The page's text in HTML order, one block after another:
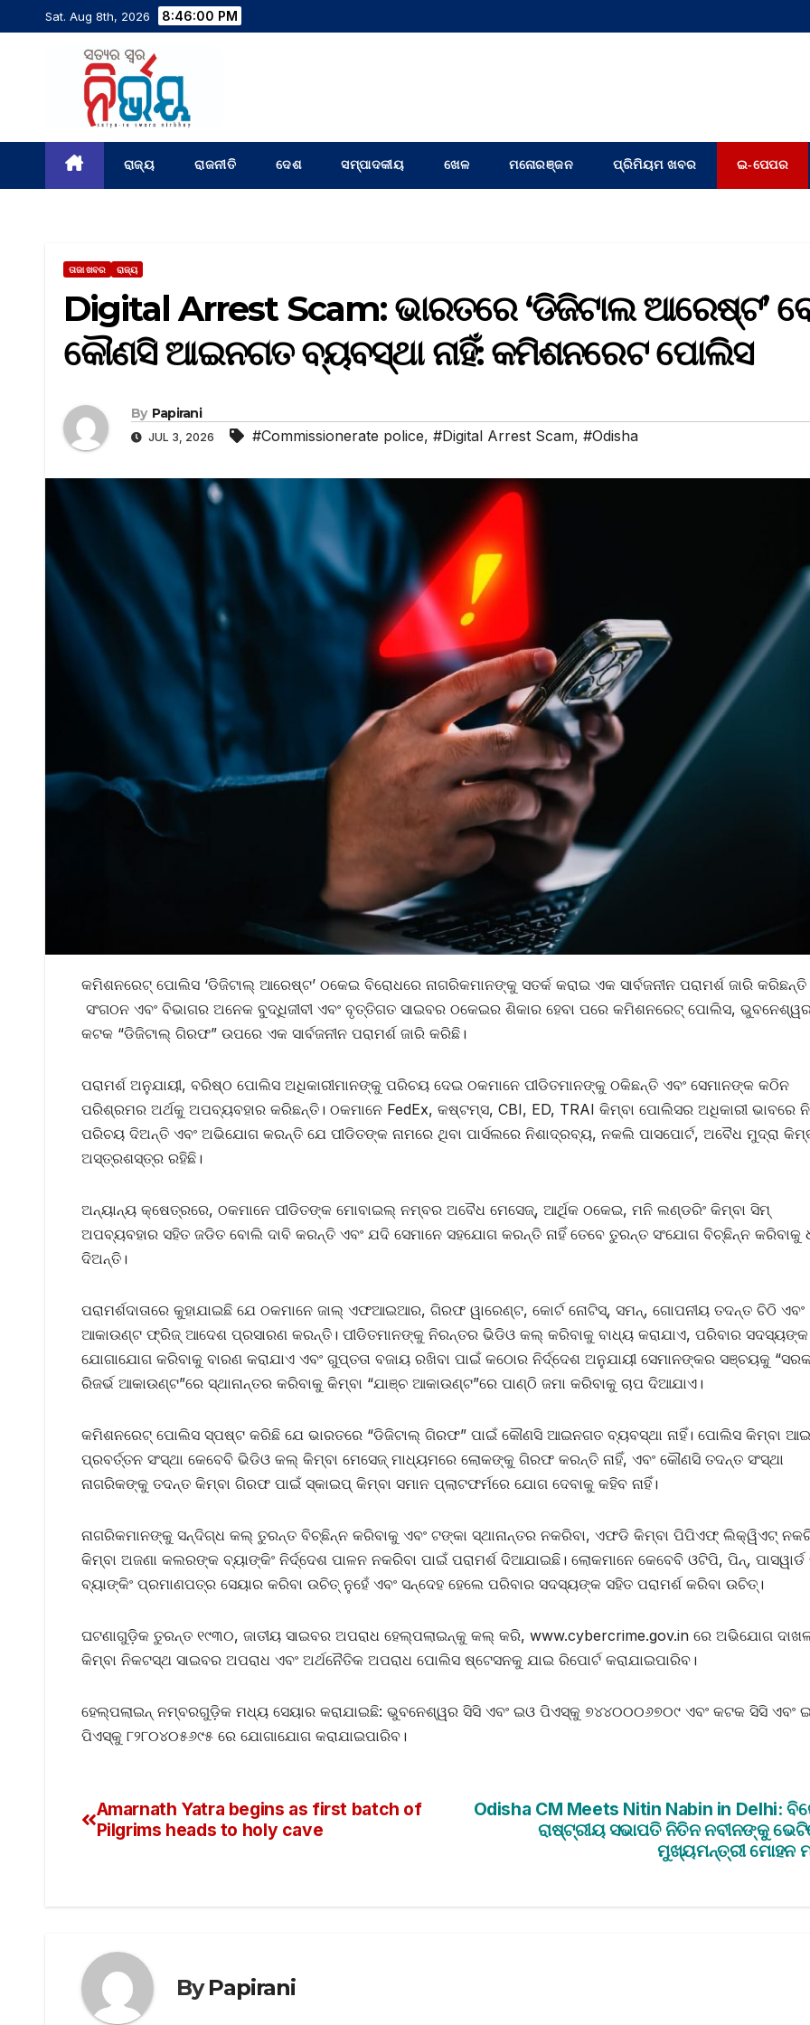
Sat. Aug 8th, 2026 8:46:01 PM
ରାଜ୍ୟ ରାଜନୀତି ଦେଶ ସମ୍ପାଦକୀୟ ଖେଳ ମନୋରଞ୍ଜନ ପ୍ରିମିୟମ ଖବର ଇ-ପେପର
ତାଜା ଖବର ରାଜ୍ୟ
Digital Arrest Scam: ଭାରତରେ ‘ଡିଜିଟାଲ ଆରେଷ୍ଟ’
କୌଣସି ଆଇନଗତ ବ୍ୟବସ୍ଥା ନାହିଁ: କମିଶନରେଟ ପୋଲିସ
By Papirani
JUL 3, 2026 #Commissionerate police, #Digital Arrest Scam, #Odisha
କମିଶନରେଟ୍ ପୋଲିସ ‘ଡିଜିଟାଲ୍ ଆରେଷ୍ଟ’ ଠକେଇ ବିରୋଧରେ ନାଗରିକମାନଙ୍କୁ ସତର୍କ କରାଇ ଏକ ସାର୍ବଜନୀନ ପରାମର୍ଶ ଜାରି କରିଛନ୍ତି
ସଂଗଠନ ଏବଂ ବିଭାଗର ଅନେକ ବୁଦ୍ଧିଜୀବୀ ଏବଂ ବୃତ୍ତିଗତ ସାଇବର ଠକେଇର ଶିକାର ହେବା ପରେ କମିଶନରେଟ୍ ପୋଲିସ,
କଟକ “ଡିଜିଟାଲ୍ ଗିରଫ” ଉପରେ ଏକ ସାର୍ବଜନୀନ ପରାମର୍ଶ ଜାରି କରିଛି।
ପରାମର୍ଶ ଅନୁଯାୟୀ, ବରିଷ୍ଠ ପୋଲିସ ଅଧିକାରୀମାନଙ୍କୁ ପରିଚୟ ଦେଇ ଠକମାନେ ପୀଡିତମାନଙ୍କୁ ଠକିଛନ୍ତି ଏବଂ ସେମାନଙ୍କ କଠିନ
ପରିଶ୍ରମର ଅର୍ଥକୁ ଅପବ୍ୟବହାର କରିଛନ୍ତି। ଠକମାନେ FedEx, କଷ୍ଟମ୍ସ, CBI, ED, TRAI କିମ୍ବା ପୋଲିସର ଅଧିକାରୀ ଭାବରେ
ପରିଚୟ ଦିଅନ୍ତି ଏବଂ ଅଭିଯୋଗ କରନ୍ତି ଯେ ପୀଡିତଙ୍କ ନାମରେ ଥିବା ପାର୍ସଲରେ ନିଶାଦ୍ରବ୍ୟ, ନକଲି ପାସପୋର୍ଟ, ଅବୈଧ ମୁଦ୍ରା
ଅସ୍ତ୍ରଶସ୍ତ୍ର ରହିଛି।
ଅନ୍ୟାନ୍ୟ କ୍ଷେତ୍ରରେ, ଠକମାନେ ପୀଡିତଙ୍କ ମୋବାଇଲ୍ ନମ୍ବର ଅବୈଧ ମେସେଜ୍, ଆର୍ଥିକ ଠକେଇ, ମନି ଲଣ୍ଡରିଂ କିମ୍ବା ସିମ୍
ଅପବ୍ୟବହାର ସହିତ ଜଡିତ ବୋଲି ଦାବି କରନ୍ତି ଏବଂ ଯଦି ସେମାନେ ସହଯୋଗ କରନ୍ତି ନାହିଁ ତେବେ ତୁରନ୍ତ ସଂଯୋଗ ବିଚ୍ଛିନ୍ନ କରିବାକୁ
ଦିଅନ୍ତି।
ପରାମର୍ଶଦାତାରେ କୁହାଯାଇଛି ଯେ ଠକମାନେ ଜାଲ୍ ଏଫଆଇଆର, ଗିରଫ ୱାରେଣ୍ଟ, କୋର୍ଟ ନୋଟିସ୍, ସମନ୍, ଗୋପନୀୟ ତଦନ୍ତ ଚିଠି ଏବଂ
ଆକାଉଣ୍ଟ ଫ୍ରିଜ୍ ଆଦେଶ ପ୍ରସାରଣ କରନ୍ତି। ପୀଡିତମାନଙ୍କୁ ନିରନ୍ତର ଭିଡିଓ କଲ୍ କରିବାକୁ ବାଧ୍ୟ କରାଯାଏ, ପରିବାର ସଦସ୍ୟଙ୍କ
ଯୋଗାଯୋଗ କରିବାକୁ ବାରଣ କରାଯାଏ ଏବଂ ଗୁପ୍ତତା ବଜାୟ ରଖିବା ପାଇଁ କଠୋର ନିର୍ଦ୍ଦେଶ ଅନୁଯାୟୀ ସେମାନଙ୍କର ସଞ୍ଚୟକୁ
ରିଜର୍ଭ ଆକାଉଣ୍ଟ”ରେ ସ୍ଥାନାନ୍ତର କରିବାକୁ କିମ୍ବା “ଯାଞ୍ଚ ଆକାଉଣ୍ଟ”ରେ ପାଣ୍ଠି ଜମା କରିବାକୁ ଚାପ ଦିଆଯାଏ।
କମିଶନରେଟ୍ ପୋଲିସ ସ୍ପଷ୍ଟ କରିଛି ଯେ ଭାରତରେ “ଡିଜିଟାଲ୍ ଗିରଫ” ପାଇଁ କୌଣସି ଆଇନଗତ ବ୍ୟବସ୍ଥା ନାହିଁ। ପୋଲିସ କିମ୍ବା
ପ୍ରବର୍ତ୍ତନ ସଂସ୍ଥା କେବେବି ଭିଡିଓ କଲ୍ କିମ୍ବା ମେସେଜ୍ ମାଧ୍ୟମରେ ଲୋକଙ୍କୁ ଗିରଫ କରନ୍ତି ନାହିଁ, ଏବଂ କୌଣସି ତଦନ୍ତ ସଂସ୍ଥା
ନାଗରିକଙ୍କୁ ତଦନ୍ତ କିମ୍ବା ଗିରଫ ପାଇଁ ସ୍କାଇପ୍ କିମ୍ବା ସମାନ ପ୍ଲାଟଫର୍ମରେ ଯୋଗ ଦେବାକୁ କହିବ ନାହିଁ।
ନାଗରିକମାନଙ୍କୁ ସନ୍ଦିଗ୍ଧ କଲ୍ ତୁରନ୍ତ ବିଚ୍ଛିନ୍ନ କରିବାକୁ ଏବଂ ଟଙ୍କା ସ୍ଥାନାନ୍ତର ନକରିବା, ଏଫଡି କିମ୍ବା ପିପିଏଫ୍ ଲିକ୍ୱିଏଟ୍
କିମ୍ବା ଅଜଣା କଲରଙ୍କ ବ୍ୟାଙ୍କିଂ ନିର୍ଦ୍ଦେଶ ପାଳନ ନକରିବା ପାଇଁ ପରାମର୍ଶ ଦିଆଯାଇଛି। ଲୋକମାନେ କେବେବି ଓଟିପି, ପିନ୍, ପାସୱାର୍ଡ
ବ୍ୟାଙ୍କିଂ ପ୍ରମାଣପତ୍ର ସେୟାର କରିବା ଉଚିତ୍ ନୁହେଁ ଏବଂ ସନ୍ଦେହ ହେଲେ ପରିବାର ସଦସ୍ୟଙ୍କ ସହିତ ପରାମର୍ଶ କରିବା ଉଚିତ୍।
ଘଟଣାଗୁଡ଼ିକ ତୁରନ୍ତ ୧୯୩୦, ଜାତୀୟ ସାଇବର ଅପରାଧ ହେଲ୍ପଲାଇନ୍‌କୁ କଲ୍ କରି, www.cybercrime.gov.in ରେ ଅଭିଯୋଗ
କିମ୍ବା ନିକଟସ୍ଥ ସାଇବର ଅପରାଧ ଏବଂ ଅର୍ଥନୈତିକ ଅପରାଧ ପୋଲିସ ଷ୍ଟେସନକୁ ଯାଇ ରିପୋର୍ଟ କରାଯାଇପାରିବ।
ହେଲ୍ପଲାଇନ୍ ନମ୍ବରଗୁଡ଼ିକ ମଧ୍ୟ ସେୟାର କରାଯାଇଛି: ଭୁବନେଶ୍ୱର ସିସି ଏବଂ ଇଓ ପିଏସ୍‌କୁ ୭୪୪୦୦୦୬୭୦୯ ଏବଂ କଟକ ସିସି ଏବଂ
ପିଏସ୍‌କୁ ୮୨୮୦୪୦୫୬୯୫ ରେ ଯୋଗାଯୋଗ କରାଯାଇପାରିବ।
Odisha CM Meets Nitin Nabin in Delhi:
ରାଷ୍ଟ୍ରୀୟ ସଭାପତି ନିତିନ ନବୀନଙ୍କୁ
ମୁଖ୍ୟମନ୍ତ୍ରୀ ମୋହନ
Amarnath Yatra begins as first batch of
Pilgrims heads to holy cave
ByPapirani